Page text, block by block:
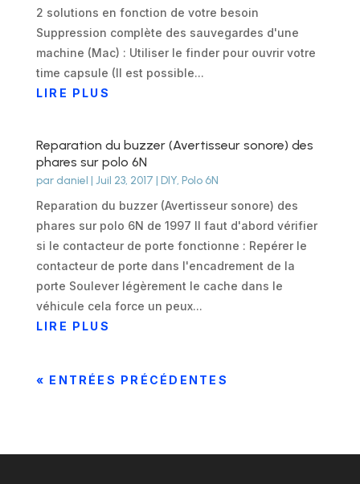
2 solutions en fonction de votre besoin
Suppression complète des sauvegardes d'une
machine (Mac) : Utiliser le finder pour ouvrir votre
time capsule (Il est possible...
LIRE PLUS
Reparation du buzzer (Avertisseur sonore) des
phares sur polo 6N
par daniel | Juil 23, 2017 | DIY, Polo 6N
Reparation du buzzer (Avertisseur sonore) des
phares sur polo 6N de 1997 Il faut d'abord vérifier
si le contacteur de porte fonctionne : Repérer le
contacteur de porte dans l'encadrement de la
porte Soulever légèrement le cache dans le
véhicule cela force un peux...
LIRE PLUS
« ENTRÉES PRÉCÉDENTES